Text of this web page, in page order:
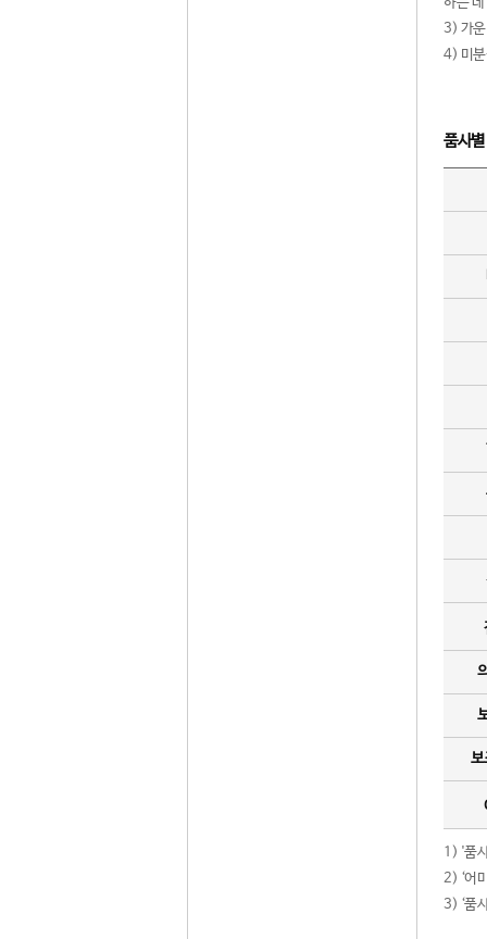
3) 가운
4) 미분
품사
보
1) '품
2) ‘어
3) ‘품